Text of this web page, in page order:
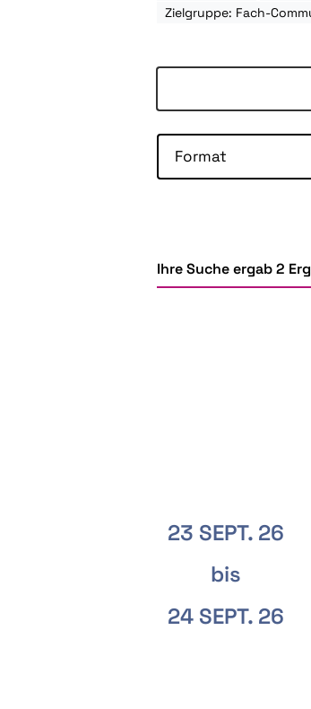
Zielgruppe: Fach-
Format
Ihre Suche ergab 2
23 SEPT. 26
bis
24 SEPT. 26